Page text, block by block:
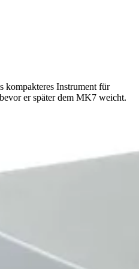
Instrument für
er später dem MK7 weicht.